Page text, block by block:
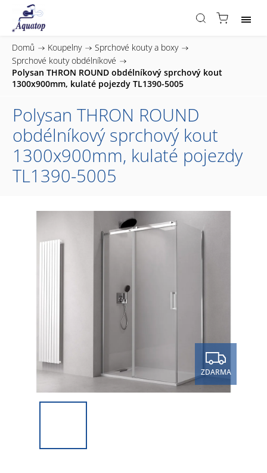
Domů / Koupelny / Sprchové kouty a boxy /
Sprchové kouty obdélníkové /
Polysan THRON ROUND obdélníkový sprchový kout
1300x900mm, kulaté pojezdy TL1390-5005
Polysan THRON ROUND
obdélníkový sprchový kout
1300x900mm, kulaté pojezdy
TL1390-5005
ZDARMA